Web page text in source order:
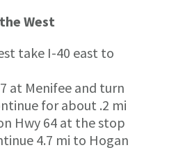
West
take I-40 east to
at Menifee and turn
for about .2 mi
Hwy 64 at the stop
4.7 mi to Hogan